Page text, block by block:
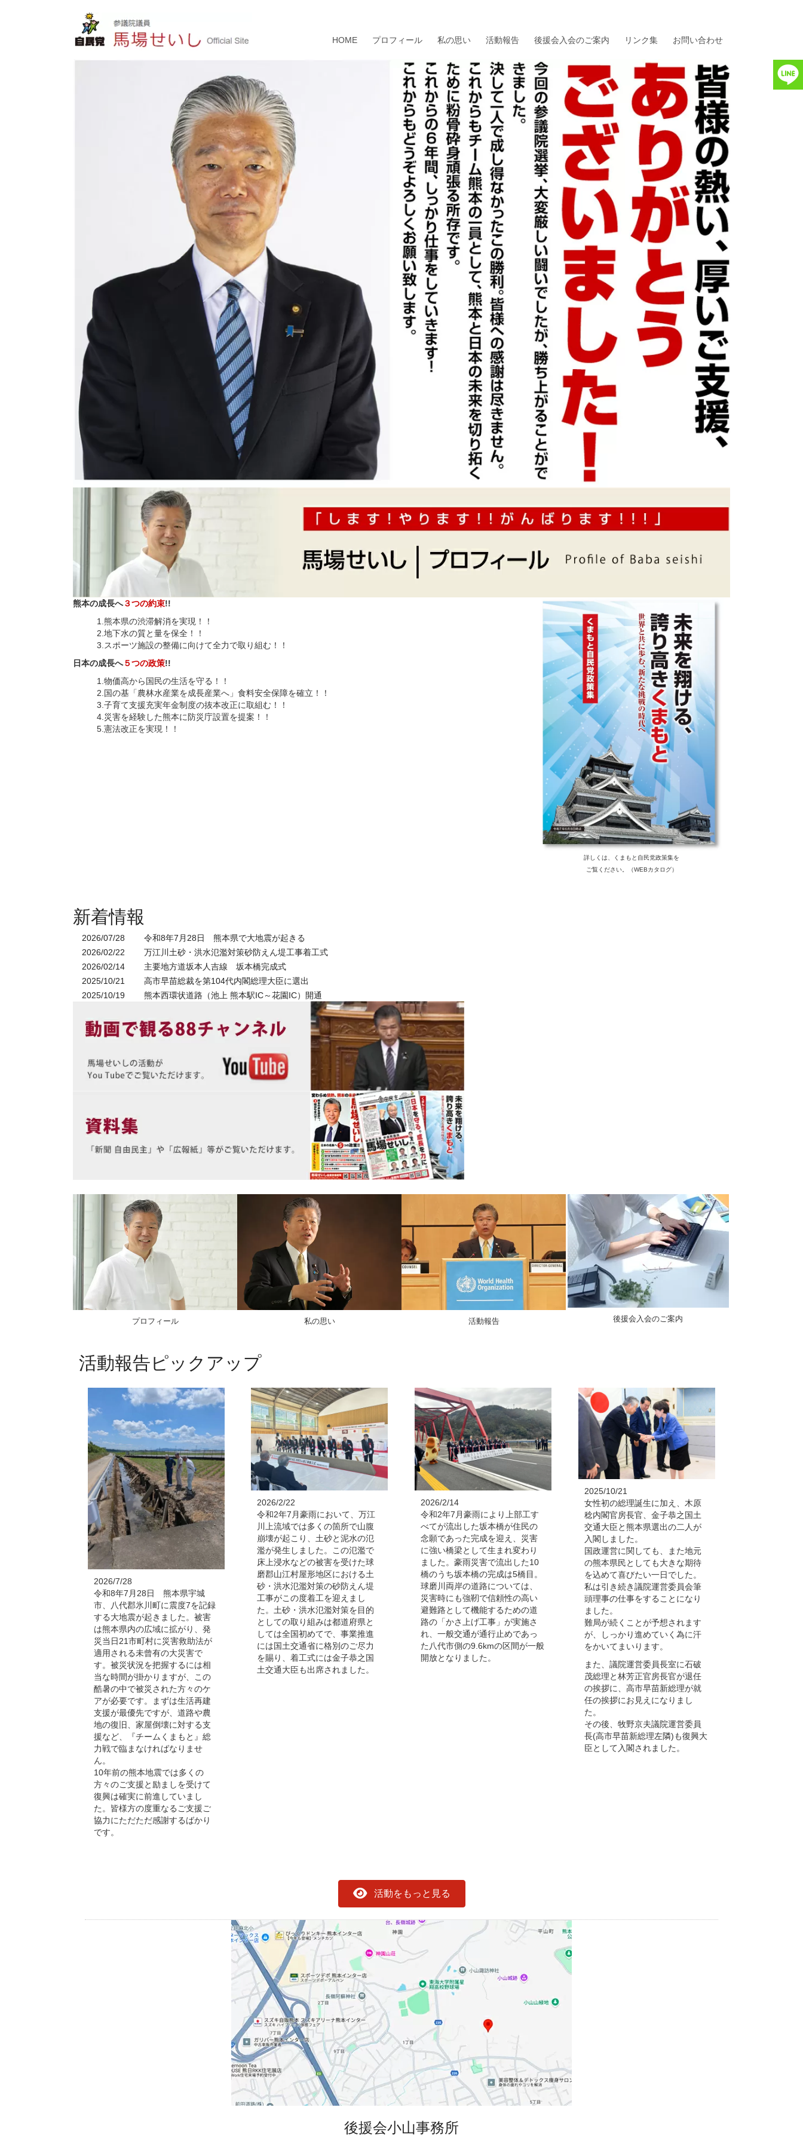
HOME プロフィール 私の思い 活動報告 後援会入会のご案内 リンク集 お問い合わせ
熊本の成長へ３つの約束!!
1.熊本県の渋滞解消を実現！！
2.地下水の質と量を保全！！
3.スポーツ施設の整備に向けて全力で取り組む！！
日本の成長へ５つの政策!!
1.物価高から国民の生活を守る！！
2.国の基「農林水産業を成長産業へ」食料安全保障を確立！！
3.子育て支援充実年金制度の抜本改正に取組む！！
4.災害を経験した熊本に防災庁設置を提案！！
5.憲法改正を実現！！
詳しくは、くまもと自民党政策集を
ご覧ください。（WEBカタログ）
新着情報
2026/07/28 令和8年7月28日 熊本県で大地震が起きる
2026/02/22 万江川土砂・洪水氾濫対策砂防えん堤工事着工式
2026/02/14 主要地方道坂本人吉線 坂本橋完成式
2025/10/21 高市早苗総裁を第104代内閣総理大臣に選出
2025/10/19 熊本西環状道路（池上 熊本駅IC～花園IC）開通
プロフィール 私の思い 活動報告 後援会入会のご案内
活動報告ピックアップ
2026/7/28
令和8年7月28日 熊本県宇城
市、八代郡氷川町に震度7を記録
する大地震が起きました。被害
は熊本県内の広域に拡がり、発
災当日21市町村に災害救助法が
適用される未曾有の大災害で
す。被災状況を把握するには相
当な時間が掛かりますが、この
酷暑の中で被災された方々のケ
アが必要です。まずは生活再建
支援が最優先ですが、道路や農
地の復旧、家屋倒壊に対する支
援など、『チームくまもと』総
力戦で臨まなければなりませ
ん。
10年前の熊本地震では多くの
方々のご支援と励ましを受けて
復興は確実に前進していまし
た。皆様方の度重なるご支援ご
協力にただただ感謝するばかり
です。
2026/2/22
令和2年7月豪雨において、万江
川上流域では多くの箇所で山腹
崩壊が起こり、土砂と泥水の氾
濫が発生しました。この氾濫で
床上浸水などの被害を受けた球
磨郡山江村屋形地区における土
砂・洪水氾濫対策の砂防えん堤
工事がこの度着工を迎えまし
た。土砂・洪水氾濫対策を目的
としての取り組みは都道府県と
しては全国初めてで、事業推進
には国土交通省に格別のご尽力
を賜り、着工式には金子恭之国
土交通大臣も出席されました。
2026/2/14
令和2年7月豪雨により上部工す
べてが流出した坂本橋が住民の
念願であった完成を迎え、災害
に強い橋梁として生まれ変わり
ました。豪雨災害で流出した10
橋のうち坂本橋の完成は5橋目。
球磨川両岸の道路については、
災害時にも強靭で信頼性の高い
避難路として機能するための道
路の「かさ上げ工事」が実施さ
れ、一般交通が通行止めであっ
た八代市側の9.6kmの区間が一般
開放となりました。
2025/10/21
女性初の総理誕生に加え、木原
稔内閣官房長官、金子恭之国土
交通大臣と熊本県選出の二人が
入閣しました。
国政運営に関しても、また地元
の熊本県民としても大きな期待
を込めて喜びたい一日でした。
私は引き続き議院運営委員会筆
頭理事の仕事をすることになり
ました。
難局が続くことが予想されます
が、しっかり進めていく為に汗
をかいてまいります。
また、議院運営委員長室に石破
茂総理と林芳正官房長官が退任
の挨拶に、高市早苗新総理が就
任の挨拶にお見えになりまし
た。
その後、牧野京夫議院運営委員
長(高市早苗新総理左隣)も復興大
臣として入閣されました。
活動をもっと見る
後援会小山事務所